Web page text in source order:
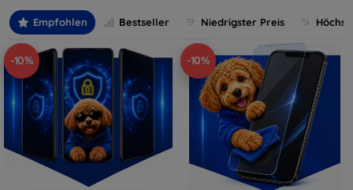
Empfohlen Bestseller Niedrigster Preis
-10% -10%